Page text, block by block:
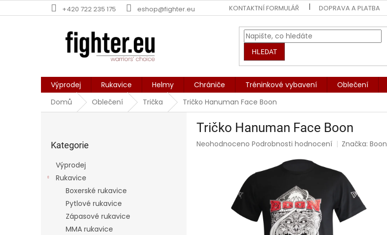
na
+420 722 235 175 eshop@fighter.eu KONTAKTNÍ FORMULÁŘ DOPRAVA A PLATBA
HLEDAT
Výprodej Rukavice Helmy Chrániče Tréninkové vybavení Oblečení
Domů
Oblečení Trička Tričko Hanuman Face Boon
kategorie
Kategorie
Výprodej
Rukavice
Boxerské rukavice
Pytlové rukavice
Zápasové rukavice
MMA rukavice
Tričko Hanuman Face Boon
Průměrné
hvězdiček.
Neohodnoceno Podrobnosti hodnocení Značka:Boon